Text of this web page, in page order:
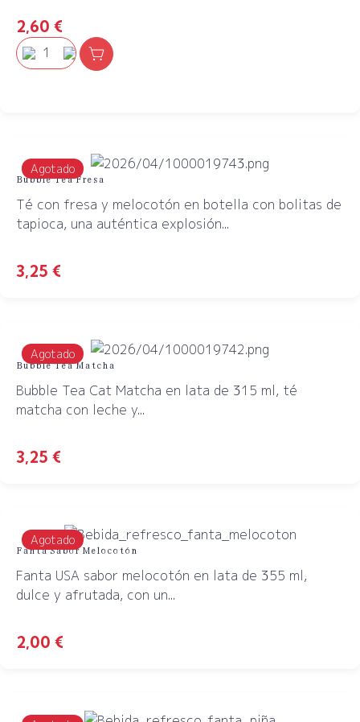
2,60 €
Agotado
Bubble Tea Fresa
Té con fresa y melocotón en botella con bolitas de
tapioca, una auténtica explosión...
3,25 €
Agotado
Bubble Tea Matcha
Bubble Tea Cat Matcha en lata de 315 ml, té
matcha con leche y...
3,25 €
Agotado
Fanta Sabor Melocotón
Fanta USA sabor melocotón en lata de 355 ml,
dulce y afrutada, con un...
2,00 €